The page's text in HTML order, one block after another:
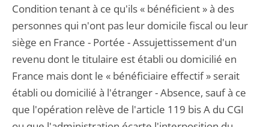
Condition tenant à ce qu'ils « bénéficient » à des
personnes qui n'ont pas leur domicile fiscal ou leur
siège en France - Portée - Assujettissement d'un
revenu dont le titulaire est établi ou domicilié en
France mais dont le « bénéficiaire effectif » serait
établi ou domicilié à l'étranger - Absence, sauf à ce
que l'opération relève de l'article 119 bis A du CGI